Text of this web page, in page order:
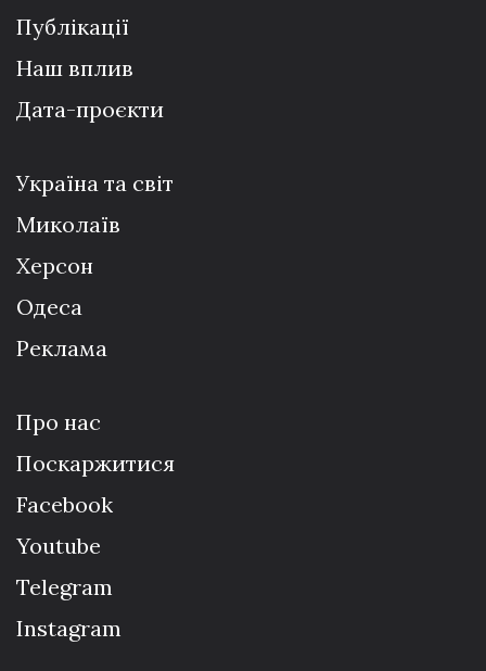
Публікації
Наш вплив
Дата-проєкти
Україна та світ
Миколаїв
Херсон
Одеса
Реклама
Про нас
Поскаржитися
Facebook
Youtube
Telegram
Instagram